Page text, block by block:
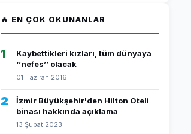
🔥 EN ÇOK OKUNANLAR
1
Kaybettikleri kızları, tüm dünyaya
‘’nefes’’ olacak
01 Haziran 2016
2
İzmir Büyükşehir'den Hilton Oteli
binası hakkında açıklama
13 Şubat 2023